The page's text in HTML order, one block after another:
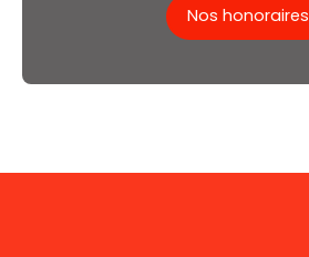
Nos honoraires